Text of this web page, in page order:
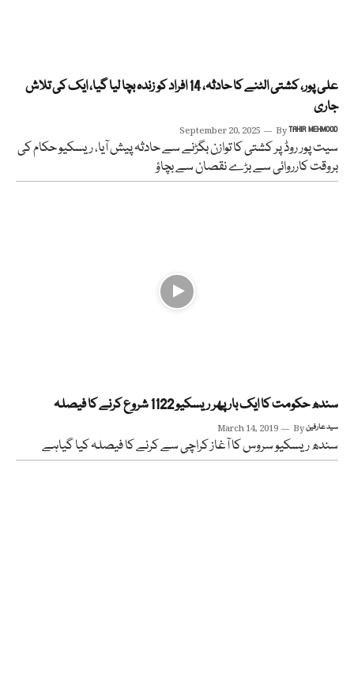
علی پور، کشتی الٹنے کا حادثہ، 14 افراد کو زندہ بچا لیا گیا، ایک کی تلاش
جاری
September 20, 2025 ByTAHIR MEHMOOD
سیت پور روڈ پر کشتی کا توازن بگڑنے سے حادثہ پیش آیا، ریسکیو حکام کی
بروقت کارروائی سے بڑے نقصان سے بچاؤ
سندھ حکومت کا ایک بار پھر ریسکیو 1122 شروع کرنے کا فیصلہ
March 14, 2019 Byسید عارفین
سندھ ریسکیو سروس کا آغاز کراچی سے کرنے کا فیصلہ کیا گیاہے